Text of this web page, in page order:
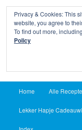
Lekker Hapje
Skip
to
Skip
to
Home Alle
Lekker Hapje
Privacy & Cookies: This
website, you agree to
To find out more,
Policy